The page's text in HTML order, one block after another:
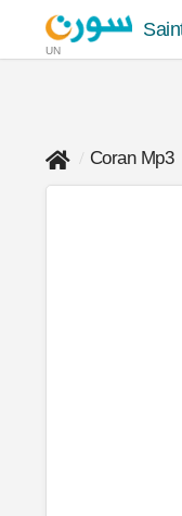
UN
Coran Mp3